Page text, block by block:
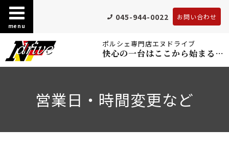
menu
045-944-0022 お問い合わせ
ポルシェ専門店エヌドライブ
快心の一台はここから始まる…
営業日・時間変更など